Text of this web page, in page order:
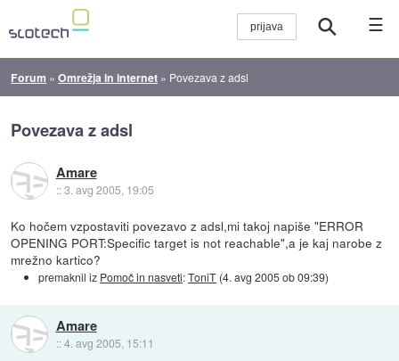
☰
Forum »Omrežja in internet » Povezava z adsl
Povezava z adsl
Amare
::3. avg 2005, 19:05
Ko hočem vzpostaviti povezavo z adsl,mi takoj napiše "ERROR
OPENING PORT:Specific target is not reachable",a je kaj narobe z
mrežno kartico?
premaknil iz Pomoč in nasveti:ToniT (4. avg 2005 ob 09:39)
Amare
::4. avg 2005, 15:11